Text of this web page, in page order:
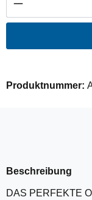
Produktnummer:
Beschreibung
DAS PERFEKTE